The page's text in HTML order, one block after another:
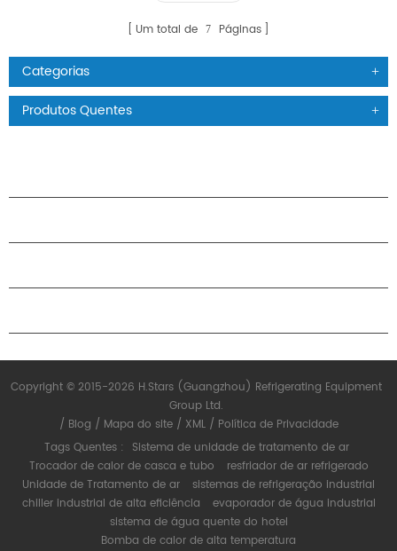
Um total de 7 Páginas
Categorias
Produtos Quentes
Copyright © 2015-2026 H.Stars (Guangzhou) Refrigerating Equipment
Group Ltd.
/ Blog / Mapa do site/ XML/ Política de Privacidade
Tags Quentes :
Sistema de unidade de tratamento de ar
Trocador de calor de casca e tubo
resfriador de ar refrigerado
Unidade de Tratamento de ar
sistemas de refrigeração industrial
chiller industrial de alta eficiência
evaporador de água industrial
sistema de água quente do hotel
Bomba de calor de alta temperatura